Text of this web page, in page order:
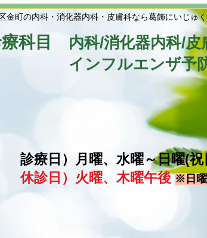
金町の内科・消化器内科・皮膚科なら葛飾にいじゅ
療科目 内科/消化器内科/皮
インフルエンザ予
診療日）月曜、水曜～日曜(
休診日）火曜、木曜午後※日曜